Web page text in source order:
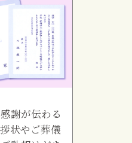
謝が伝わる
状やご葬儀